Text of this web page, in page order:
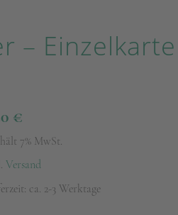
– Einzelkarte
€
7% MwSt.
Versand
ca. 2-3 Werktage